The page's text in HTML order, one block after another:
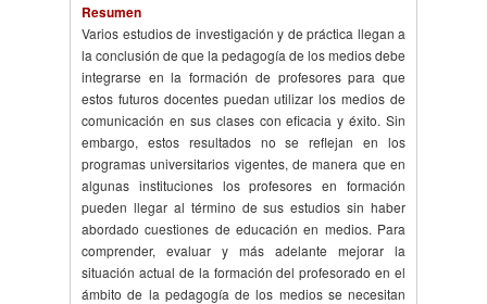
Resumen
Varios estudios de investigación y de práctica llegan a
la conclusión de que la pedagogía de los medios debe
integrarse en la formación de profesores para que
estos futuros docentes puedan utilizar los medios de
comunicación en sus clases con eficacia y éxito. Sin
embargo, estos resultados no se reflejan en los
programas universitarios vigentes, de manera que en
algunas instituciones los profesores en formación
pueden llegar al término de sus estudios sin haber
abordado cuestiones de educación en medios. Para
comprender, evaluar y más adelante mejorar la
situación actual de la formación del profesorado en el
ámbito de la pedagogía de los medios se necesitan